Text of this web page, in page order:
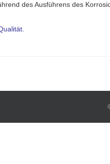
des Ausführens des